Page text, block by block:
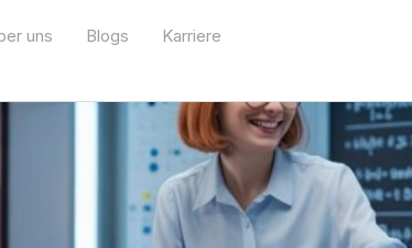
uns Blogs Karriere